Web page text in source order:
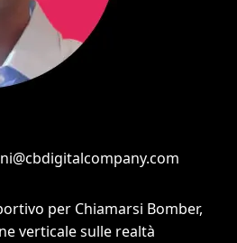
per Chiamarsi Bomber,
verticale sulle realtà